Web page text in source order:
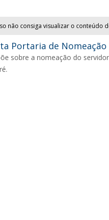
não consiga visualizar o conteúdo
Portaria de Nomeação
sobre a nomeação do